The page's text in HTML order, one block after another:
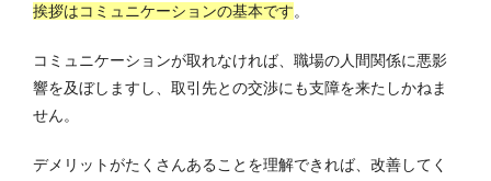
挨拶はコミュニケーションの基本です。
コミュニケーションが取れなければ、職場の人間関係に悪影
響を及ぼしますし、取引先との交渉にも支障を来たしかねま
せん。
デメリットがたくさんあることを理解できれば、改善してく